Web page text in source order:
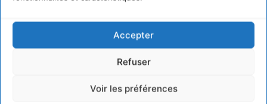
Accepter
Refuser
Voir les préférences
nouveaux dossiers : l’ADEME annoncera prochainement les
projets sélectionnés. La loi sur les investissements
d’avenir prévoit une enveloppe de 750 M€ pour financer le
dans le cadre du Pacte automobile, 250 M€ de prêts